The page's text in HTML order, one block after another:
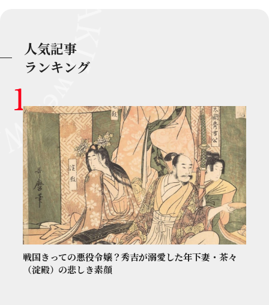
人気記事
ランキング
戦国きっての悪役令嬢？秀吉が溺愛した年下妻・茶々
（淀殿）の悲しき素顔